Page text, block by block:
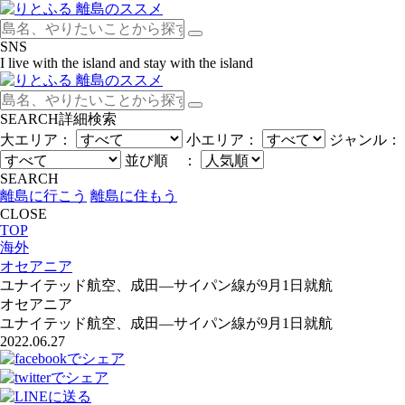
SNS
I live with the island and stay with the island
SEARCH詳細検索
大エリア：
小エリア：
ジャンル：
並び順 ：
SEARCH
離島に行こう 離島に住もう
CLOSE
TOP
海外
オセアニア
ユナイテッド航空、成田―サイパン線が9月1日就航
オセアニア
ユナイテッド航空、成田―サイパン線が9月1日就航
2022.06.27